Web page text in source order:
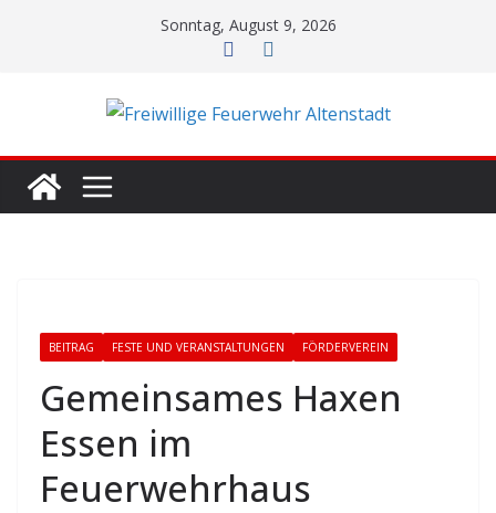
Sonntag, August 9, 2026
BEITRAG FESTE UND VERANSTALTUNGEN FÖRDERVEREIN
Gemeinsames Haxen
Essen im
Feuerwehrhaus